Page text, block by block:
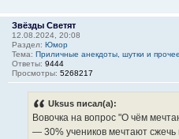
Звёзды Светят
12.08.2024, 20:08
Раздел: Юмор
Тема: Приличные анекдоты, шутки и прочее
Ответы: 9444
Просмотры: 5268217
Uksus писал(а):
Вовочка на вопрос "О чём
— 30% учеников мечтают сжечь